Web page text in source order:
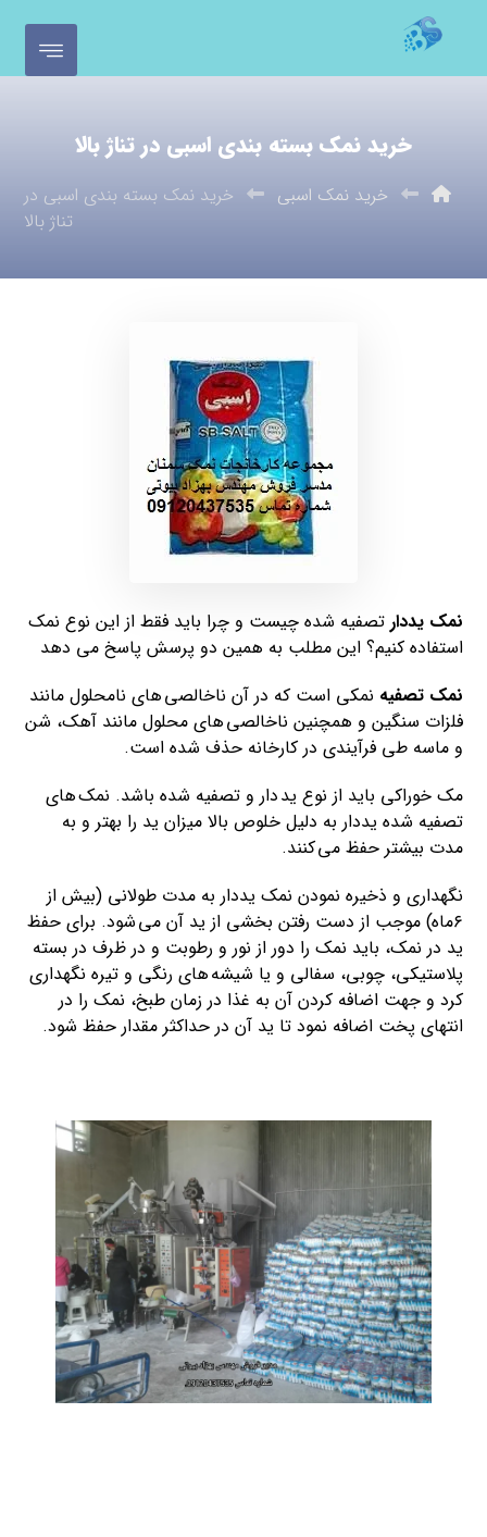
خرید نمک بسته بندی اسبی در تناژ بالا
خرید نمک اسبی
خرید نمک بسته بندی اسبی در
تناژ بالا
نمک یددار تصفیه شده چیست و چرا باید فقط از این نوع نمک
استفاده کنیم؟ این مطلب به همین دو پرسش پاسخ می دهد
نمک تصفیه نمکی است که در آن ناخالصی های نامحلول مانند
فلزات سنگین و همچنین ناخالصی های محلول مانند آهک، شن
و ماسه طی فرآیندی در کارخانه حذف شده است.
مک خوراکی باید از نوع ید دار و تصفیه شده باشد. نمک های
تصفیه شده یددار به دلیل خلوص بالا میزان ید را بهتر و به
مدت بیشتر حفظ می کنند.
نگهداری و ذخیره نمودن نمک یددار به مدت طولانی (بیش از
۶‌ماه) موجب از دست رفتن بخشی از ید آن می شود. برای حفظ
ید در نمک، باید نمک را دور از نور و رطوبت و در ظرف در بسته
پلاستیکی، چوبی، سفالی و یا شیشه های رنگی و تیره نگهداری
کرد و جهت اضافه کردن آن به غذا در زمان طبخ، نمک را در
انتهای پخت اضافه نمود تا ید آن در حداکثر مقدار حفظ شود.